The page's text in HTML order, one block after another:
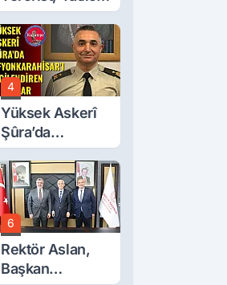
Gibi Kaçmış
4
Yüksek Askerî
Şûra’da
Afyonkarahisar'ı
İlgilendiren İki
Karar
6
Rektör Aslan,
Başkan